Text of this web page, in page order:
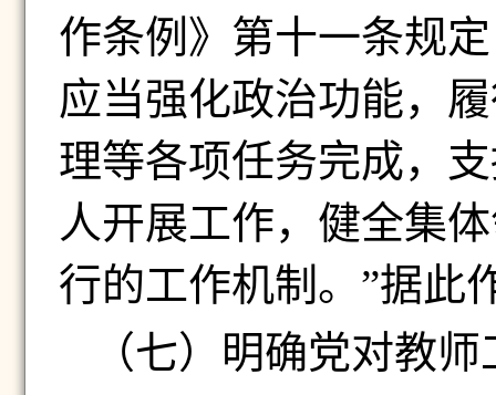
作条例》第十一条规
应当强化政治功能，
理等各项任务完成，
人开展工作，健全集
行的工作机制。”据此
（七） 明确党对教师